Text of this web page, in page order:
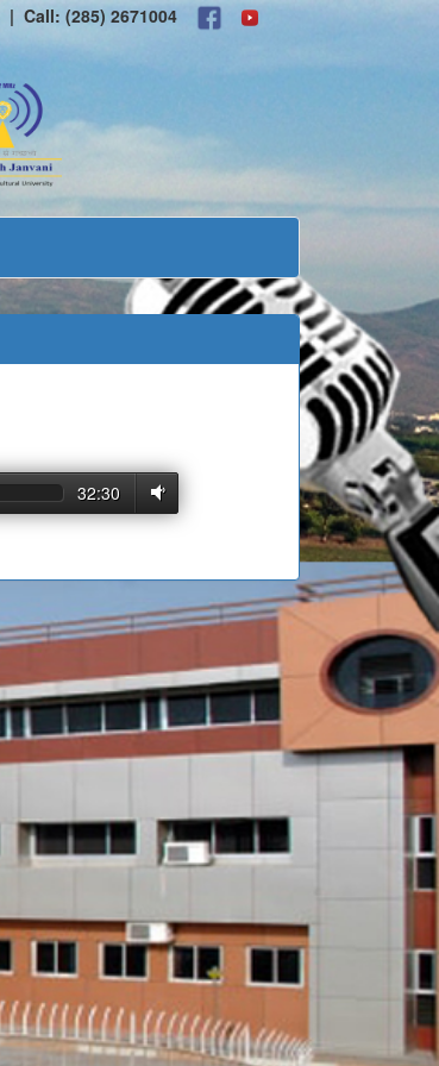
| Call: (285) 2671004
32:30